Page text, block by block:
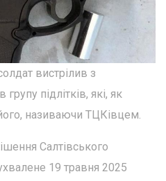
вистрілив з
підлітків, які, як
називаючи ТЦКівцем.
Салтівського
19 травня 2025